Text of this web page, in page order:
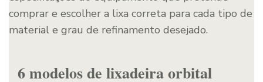
comprar e escolher a lixa correta para cada tipo de
material e grau de refinamento desejado.
6 modelos de lixadeira orbital